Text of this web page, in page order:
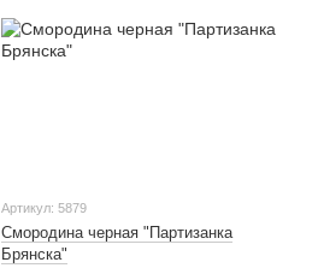
Артикул: 5879
Смородина черная "Партизанка
Брянска"